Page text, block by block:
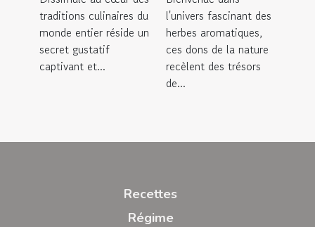
traditions culinaires du
monde entier réside un
secret gustatif
captivant et...
cachées
l'univers fascinant des
herbes aromatiques,
ces dons de la nature
recèlent des trésors
de...
Recettes
Régime